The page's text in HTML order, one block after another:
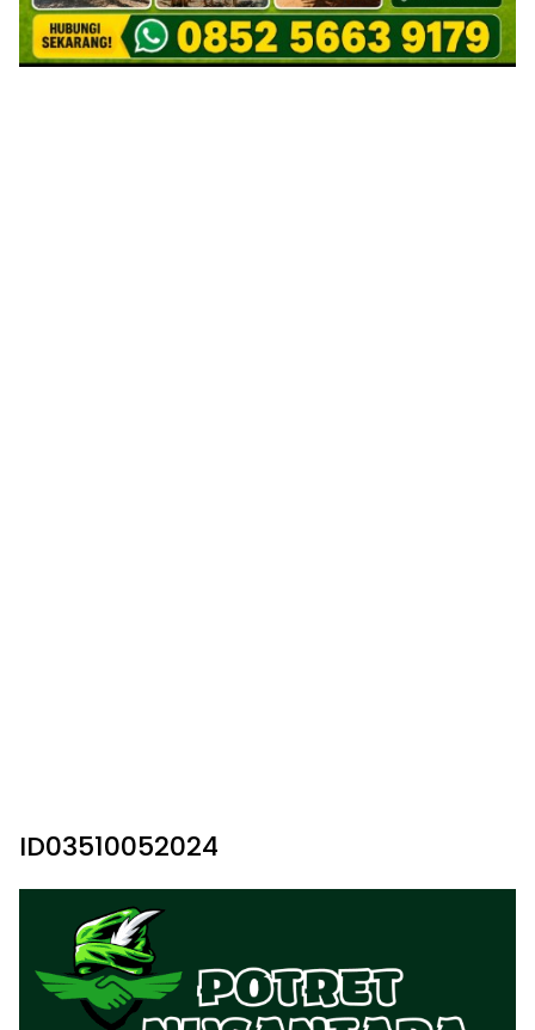
ID03510052024